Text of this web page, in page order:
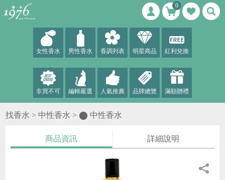
0
女性香水 男性香水 香調列表 明星商品 紅利兌換
非買不可 編輯嚴選 人氣推薦 品牌總覽 滿額贈禮
找香水 > 中性香水 > ⬤ 中性香水
商品資訊 詳細說明